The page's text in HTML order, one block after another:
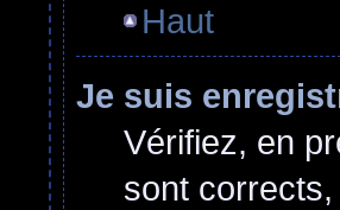
Haut
Je suis
Vérifiez, en
sont